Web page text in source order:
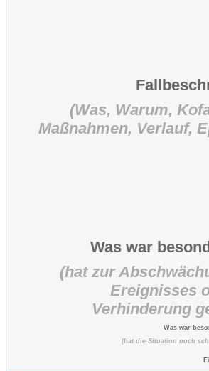
(Was, Warum,
Maßnahmen, Verlauf,
Was war
(hat zur
Ereignisses
Verhinderung
Was war
(hat die Situation noch